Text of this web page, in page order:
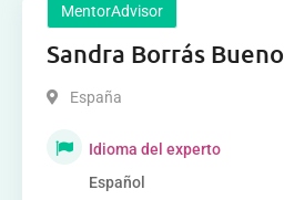
MentorAdvisor
Sandra Borrás Bueno
España
Idioma del experto
Español